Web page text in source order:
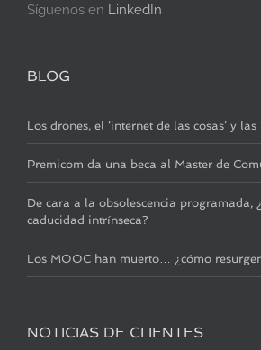
Síguenos en LinkedIn
BLOG
Los drones, el ‘internet de las cosas’ y las
Premicom da una beca al Master de
De cara a la obsolescencia programada,
caducidad intrínseca?
Los MOOC han muerto… ¿cómo
NOTICIAS DE CLIENTES